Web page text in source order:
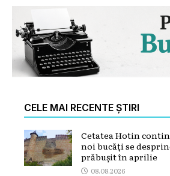
CELE MAI RECENTE ȘTIRI
Cetatea Hotin
noi bucăți se
prăbușit în aprilie
08.08.2026